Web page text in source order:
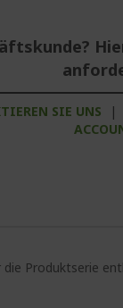
SIE UNS |
Produktserie